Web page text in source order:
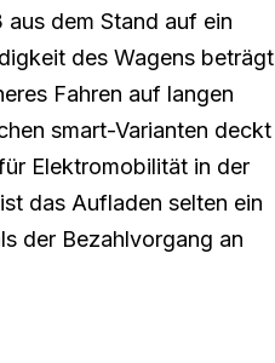
dem Stand auf ein
des Wagens beträgt
Fahren auf langen
smart-Varianten deckt
Elektromobilität in der
das Aufladen selten ein
der Bezahlvorgang an